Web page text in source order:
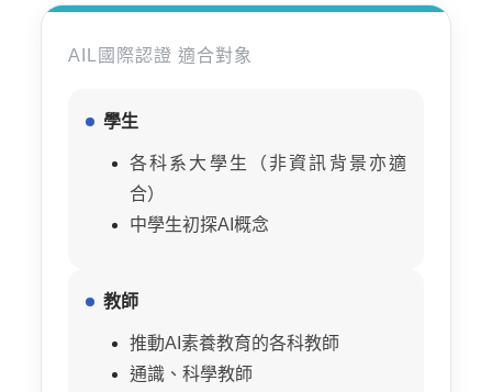
AIL國際認證 適合對象
學生
各科系大學生（非資訊背景亦適
合）
中學生初探AI概念
教師
推動AI素養教育的各科教師
通識、科學教師